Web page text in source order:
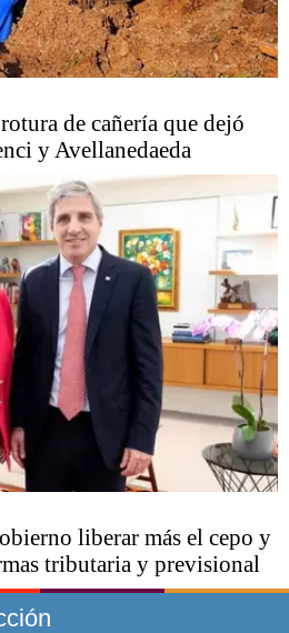
de cañería que dejó
y Avellanedaeda
liberar más el cepo y
tributaria y previsional